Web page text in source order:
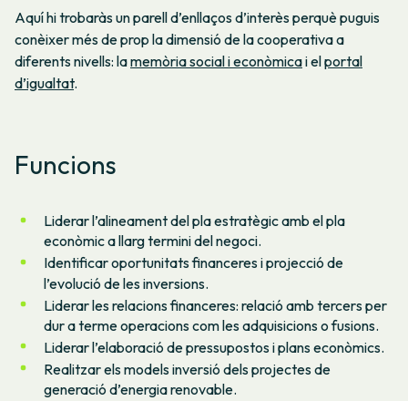
Aquí hi trobaràs un parell d’enllaços d’interès perquè puguis
conèixer més de prop la dimensió de la cooperativa a
diferents nivells: lamemòria social i econòmicai elportal
d’igualtat.
Funcions
Liderar l’alineament del pla estratègic amb el pla
econòmic a llarg termini del negoci.
Identificar oportunitats financeres i projecció de
l’evolució de les inversions.
Liderar les relacions financeres: relació amb tercers per
dur a terme operacions com les adquisicions o fusions.
Liderar l’elaboració de pressupostos i plans econòmics.
Realitzar els models inversió dels projectes de
generació d’energia renovable.